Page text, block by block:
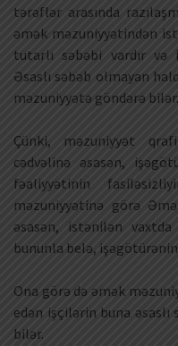
tərəflər arasında
əmək məzuniyyətindən
tutarlı səbəbi vardır
Əsaslı səbəb olmayan
məzuniyyətə göndərə bilər.
Çünki, məzuniyyət
cədvəlinə əsasən,
fəaliyyətinin
məzuniyyətinə görə
əsasən, istənilən
bununla belə, işəgötürənin
Ona görə də əmək
edən işçilərin buna
bilər.